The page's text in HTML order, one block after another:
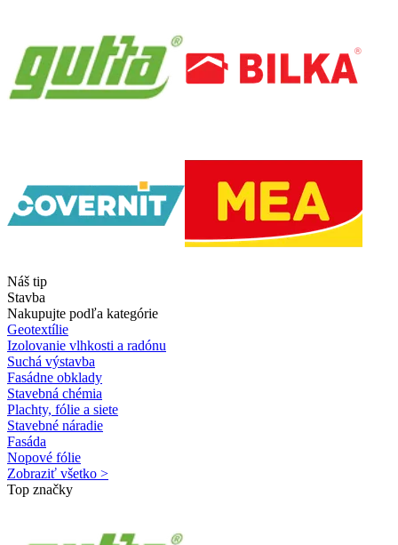
Náš tip
Stavba
Nakupujte podľa kategórie
Geotextílie
Izolovanie vlhkosti a radónu
Suchá výstavba
Fasádne obklady
Stavebná chémia
Plachty, fólie a siete
Stavebné náradie
Fasáda
Nopové fólie
Zobraziť všetko >
Top značky